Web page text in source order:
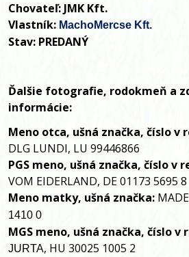
Chovateľ:JMK Kft.
Vlastník: MachoMercse Kft.
Stav: PREDANÝ
Ďalšie fotografie, rodokmeň a
informácie:
Meno otca, ušná značka, číslo v
DLG LUNDI, LU 99446866
PGS meno, ušná značka, číslo v
VOM EIDERLAND, DE 01173 5695 8
Meno matky, ušná značka:
1410 0
MGS meno, ušná značka, číslo v
JURTA, HU 30025 1005 2